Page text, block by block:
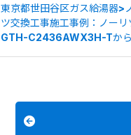
東京都世田谷区ガス給湯器>
ツ交換工事施工事例：ノーリ
GTH-C2436AWX3H-Tか